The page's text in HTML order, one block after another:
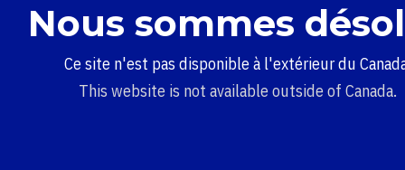
Nous sommes
Ce site n'est pas disponible à l'extérieur du
This website is not available outside of Canada.